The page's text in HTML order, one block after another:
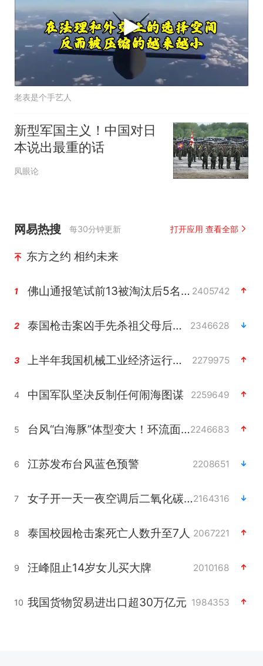
老表是个手艺人
新型军国主义！中国对日
本说出最重的话
凤眼论
网易热搜 每30分钟更新 打开应用 查看全部
东方之约 相约未来
1 佛山通报笔试前13被淘汰后5名进体检 2405742
2 泰国枪击案凶手先杀祖父母后行凶 2346628
3 上半年我国机械工业经济运行稳中有进 2279975
4 中国军队坚决反制任何闹海图谋 2259649
5 台风“白海豚”体型变大！环流面积接近13个浙江那么大2246683
6 江苏发布台风蓝色预警 2208651
7 女子开一天一夜空调后二氧化碳中毒2164316
8 泰国校园枪击案死亡人数升至7人 2067221
9 汪峰阻止14岁女儿买大牌 2010168
10 我国货物贸易进出口超30万亿元 1984353